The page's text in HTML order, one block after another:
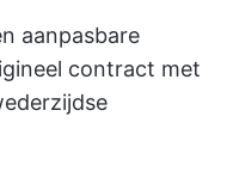
aanpasbare
contract met